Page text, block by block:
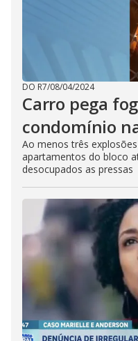
DO R7/08/04/2024
Carro pega
condomínio
Ao menos três
apartamentos do bloco
desocupados as pressas